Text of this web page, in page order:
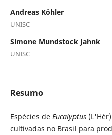
Andreas Köhler
UNISC
Simone Mundstock Jahnk
UNISC
Resumo
Espécies de Eucalyptus(L'Hér)
cultivadas no Brasil para